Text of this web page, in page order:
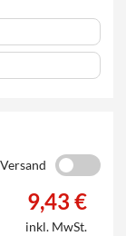
9,43 €
inkl. MwSt.